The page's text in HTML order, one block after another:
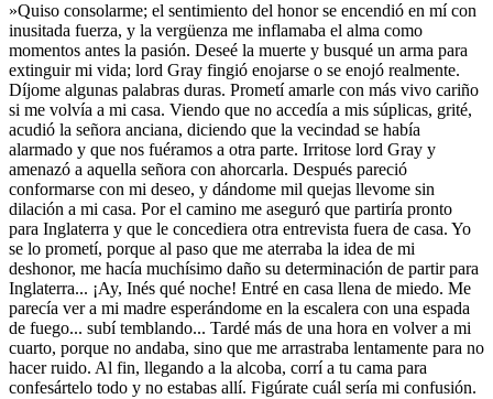
»Quiso consolarme; el sentimiento del honor se encendió en mí con
inusitada fuerza, y la vergüenza me inflamaba el alma como
momentos antes la pasión. Deseé la muerte y busqué un arma para
extinguir mi vida; lord Gray fingió enojarse o se enojó realmente.
Díjome algunas palabras duras. Prometí amarle con más vivo cariño
si me volvía a mi casa. Viendo que no accedía a mis súplicas, grité,
acudió la señora anciana, diciendo que la vecindad se había
alarmado y que nos fuéramos a otra parte. Irritose lord Gray y
amenazó a aquella señora con ahorcarla. Después pareció
conformarse con mi deseo, y dándome mil quejas llevome sin
dilación a mi casa. Por el camino me aseguró que partiría pronto
para Inglaterra y que le concediera otra entrevista fuera de casa. Yo
se lo prometí, porque al paso que me aterraba la idea de mi
deshonor, me hacía muchísimo daño su determinación de partir para
Inglaterra... ¡Ay, Inés qué noche! Entré en casa llena de miedo. Me
parecía ver a mi madre esperándome en la escalera con una espada
de fuego... subí temblando... Tardé más de una hora en volver a mi
cuarto, porque no andaba, sino que me arrastraba lentamente para no
hacer ruido. Al fin, llegando a la alcoba, corrí a tu cama para
confesártelo todo y no estabas allí. Figúrate cuál sería mi confusión.